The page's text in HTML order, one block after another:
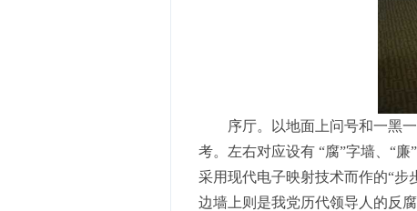
序厅。以地面上问号和一黑
考。左右对应设有 “腐”字墙、“
采用现代电子映射技术而作的“步
边墙上则是我党历代领导人的反腐